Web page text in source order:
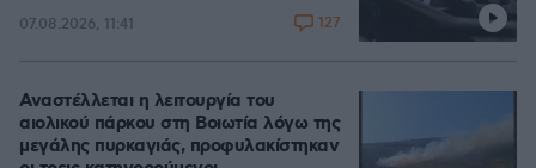
07.08.2026, 11:41 127
Αναστέλλεται η λειτουργία του
αιολικού πάρκου στη Βοιωτία λόγω της
μεγάλης πυρκαγιάς, προφυλακίστηκαν